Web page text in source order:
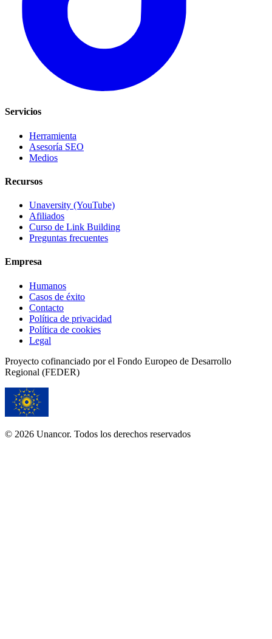
Servicios
Herramienta
Asesoría SEO
Medios
Recursos
Unaversity (YouTube)
Afiliados
Curso de Link Building
Preguntas frecuentes
Empresa
Humanos
Casos de éxito
Contacto
Política de privacidad
Política de cookies
Legal
Proyecto cofinanciado por el Fondo Europeo de Desarrollo
Regional (FEDER)
© 2026 Unancor. Todos los derechos reservados